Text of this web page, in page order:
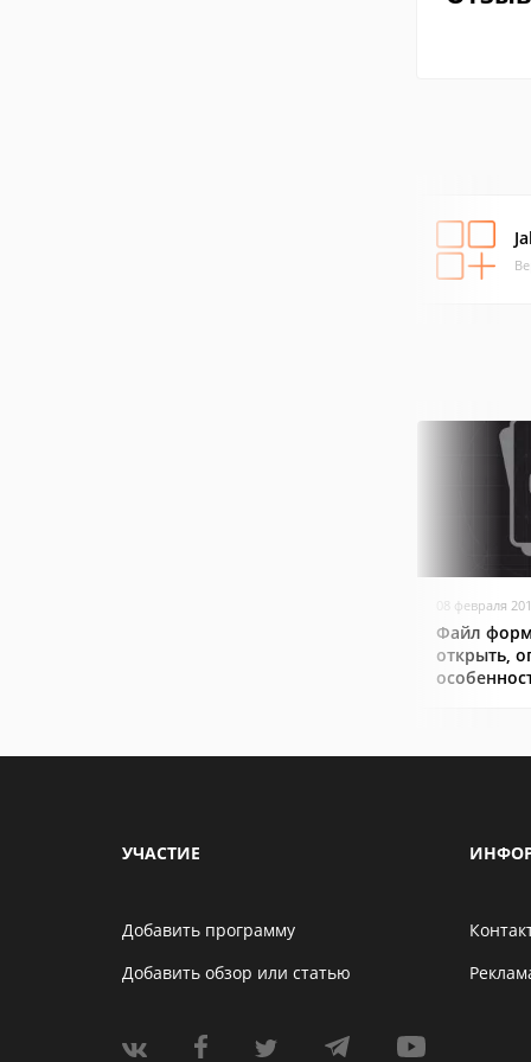
08 февраля
Файл
открыть,
УЧАСТИЕ
Добавить программу
Добавить обзор или статью